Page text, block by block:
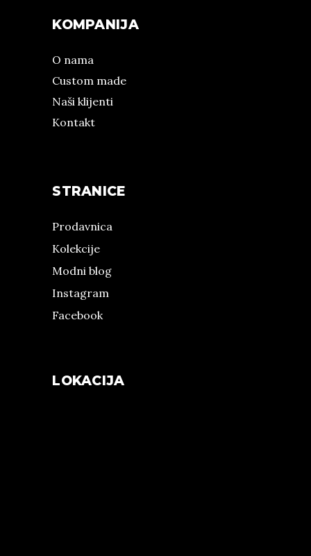
KOMPANIJA
O nama
Custom made
Naši klijenti
Kontakt
STRANICE
Prodavnica
Kolekcije
Modni blog
Instagram
Facebook
LOKACIJA